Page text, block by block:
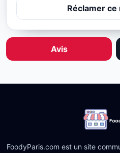
Réclamer
Avis
FoodyParis.com est un site